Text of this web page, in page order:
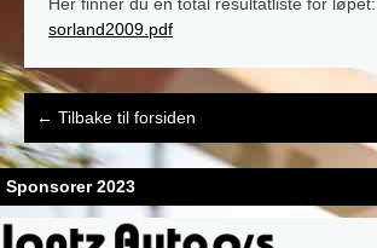
sorland2009.pdf
Post
navigation
← Tilbake til forsiden
Sponsorer 2023